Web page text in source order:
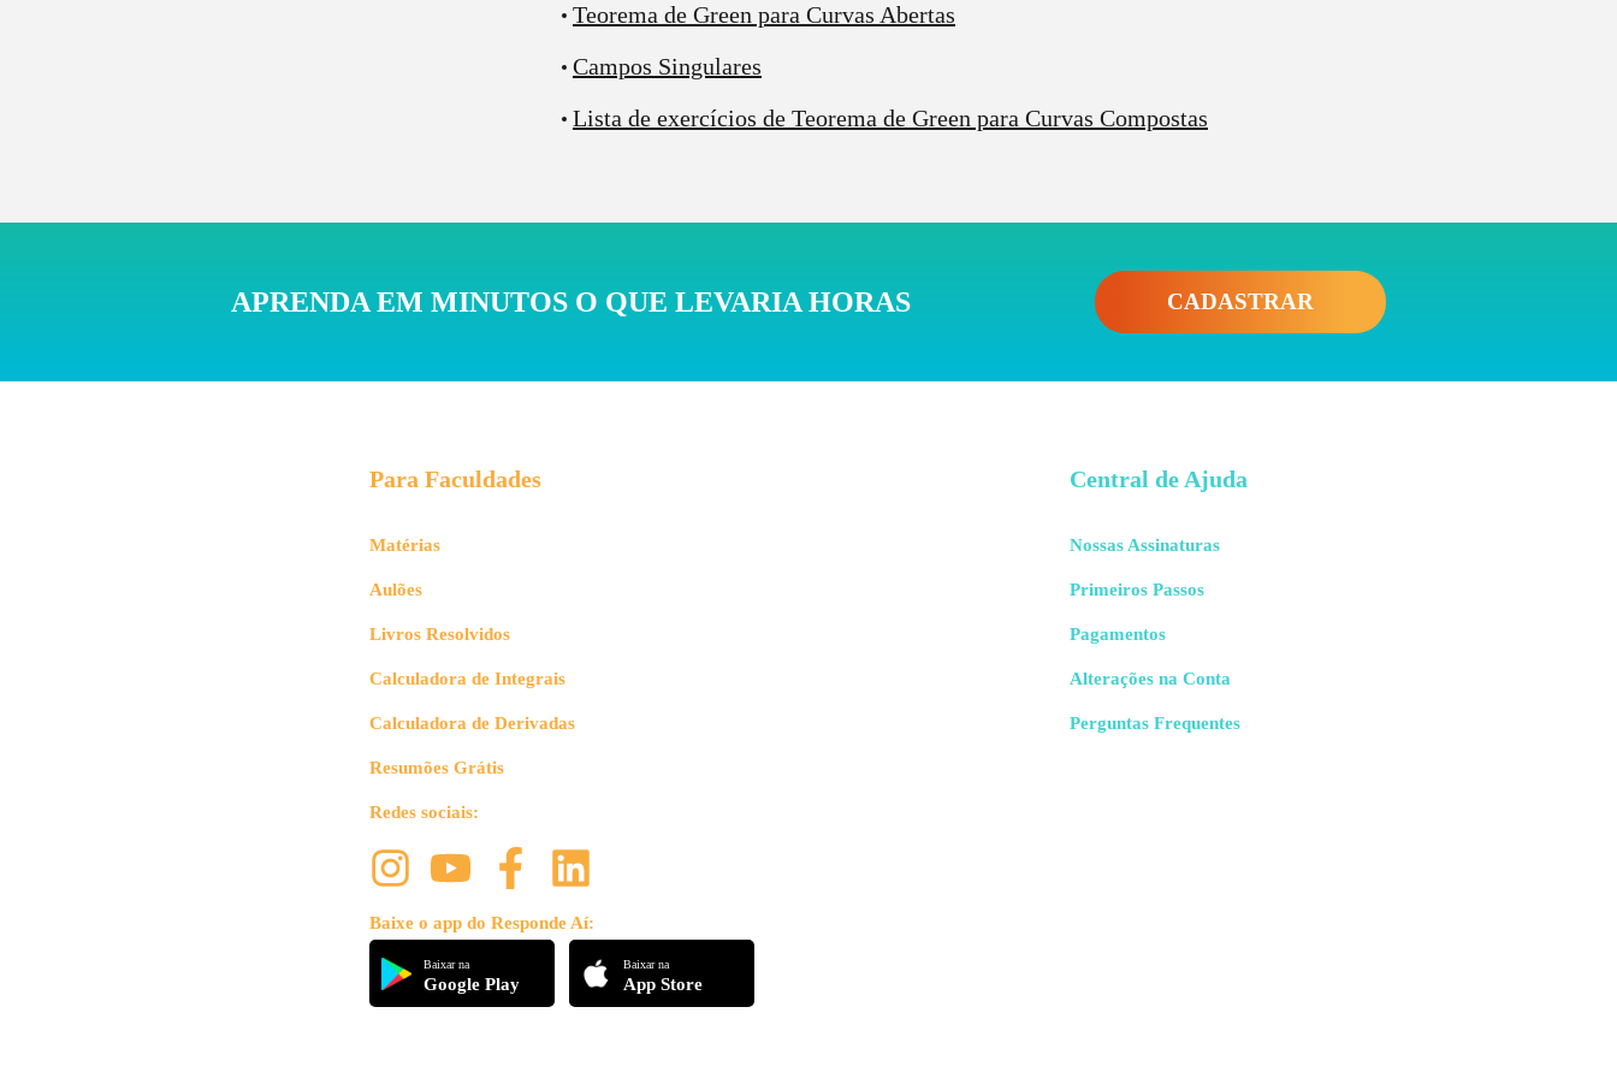
Agora sim! Com uma curva composta orientada positivamente podemos usar o teorema de Green, fica assim
O que é consideravelmente simples, então não devemos ter problemas para calcular a integral.
Para esse caso, o domínio
Teorema de Green para Curvas Abertas
Campos Singulares
Lista de exercícios de Teorema de Green para Curvas Compostas
APRENDA EM MINUTOS O QUE LEVARIA HORAS CADASTRAR
Para Faculdades
Matérias
Aulões
Livros Resolvidos
Calculadora de Integrais
Calculadora de Derivadas
Resumões Grátis
Redes sociais:
Baixe o app do Responde Aí:
Baixar na
Google Play
Baixar na
App Store
Central de Ajuda
Nossas Assinaturas
Primeiros Passos
Pagamentos
Alterações na Conta
Perguntas Frequentes